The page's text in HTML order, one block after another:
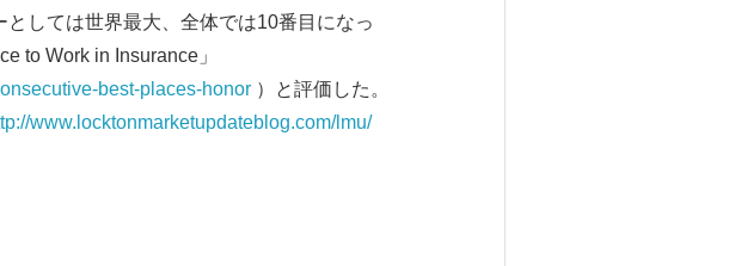
しては世界最大、全体では10番目になっ
to Work in Insurance」
best-places-honor）と評価した。
www.locktonmarketupdateblog.com/lmu/